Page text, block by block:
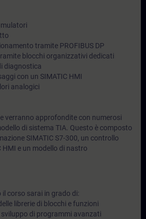
tramite PROFIBUS DP
blocchi organizzativi dedicati
diagnostica
con un SIMATIC HMI
analogici
verranno approfondite con numerosi
di sistema TIA. Questo è composto
SIMATIC S7-300, un controllo
HMI e un modello di nastro
corso sarai in grado di:
librerie di blocchi e funzioni
sviluppo di programmi avanzati